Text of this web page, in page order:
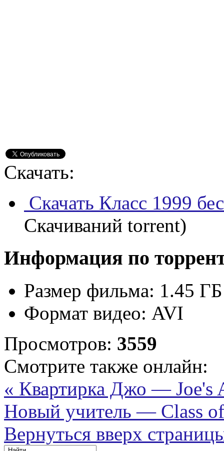
Скачать:
Скачать Класс 1999
Скачиваний torrent)
Информация по
Размер фильма: 1.45 ГБ
Формат видео: AVI
Просмотров: 3559
Смотрите также онлайн:
« Квартирка Джо — Joe's
Новый учитель — Class
Вернуться вверх